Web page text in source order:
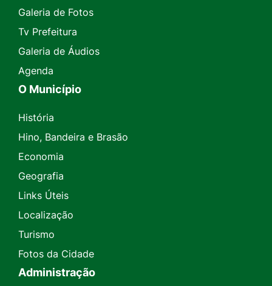
Galeria de Fotos
Tv Prefeitura
Galeria de Áudios
Agenda
O Município
História
Hino, Bandeira e Brasão
Economia
Geografia
Links Úteis
Localização
Turismo
Fotos da Cidade
Administração